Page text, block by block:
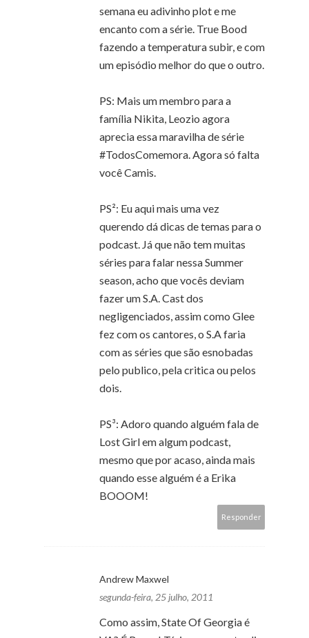
semana eu adivinho plot e me
encanto com a série. True Bood
fazendo a temperatura subir, e com
um episódio melhor do que o outro.
PS: Mais um membro para a
família Nikita, Leozio agora
aprecia essa maravilha de série
#TodosComemora. Agora só falta
você Camis.
PS²: Eu aqui mais uma vez
querendo dá dicas de temas para o
podcast. Já que não tem muitas
séries para falar nessa Summer
season, acho que vocês deviam
fazer um S.A. Cast dos
negligenciados, assim como Glee
fez com os cantores, o S.A faria
com as séries que são esnobadas
pelo publico, pela critica ou pelos
dois.
PS³: Adoro quando alguém fala de
Lost Girl em algum podcast,
mesmo que por acaso, ainda mais
quando esse alguém é a Erika
BOOOM!
Responder
Andrew Maxwel
segunda-feira, 25 julho, 2011
Como assim, State Of Georgia é